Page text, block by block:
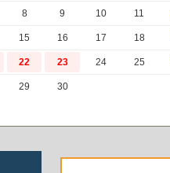
8 9 10 11
15 16 17 18
22 23 24 25
29 30